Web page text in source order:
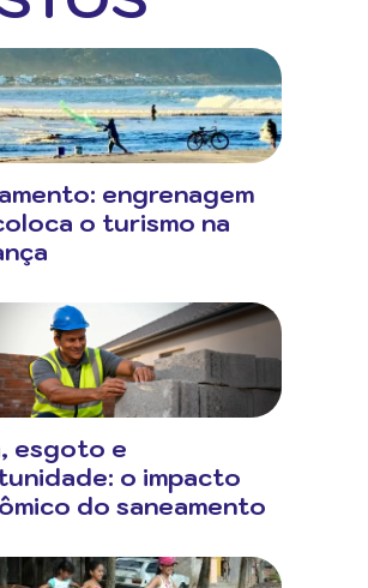
engrenagem
o turismo na
esgoto e
o impacto
do saneamento